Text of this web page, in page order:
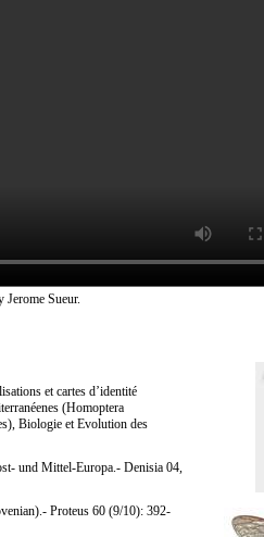
Jerome Sueur.
et cartes d’identité
(Homoptera
Biologie et Evolution des
und Mittel-Europa.- Denisia 04,
Proteus 60 (9/10): 392-